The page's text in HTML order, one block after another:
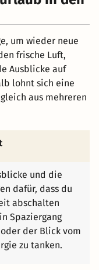
um wieder neue
frische Luft,
Ausblicke auf
lohnt sich eine
aus mehreren
und die
dafür, dass du
abschalten
Spaziergang
der Blick vom
zu tanken.